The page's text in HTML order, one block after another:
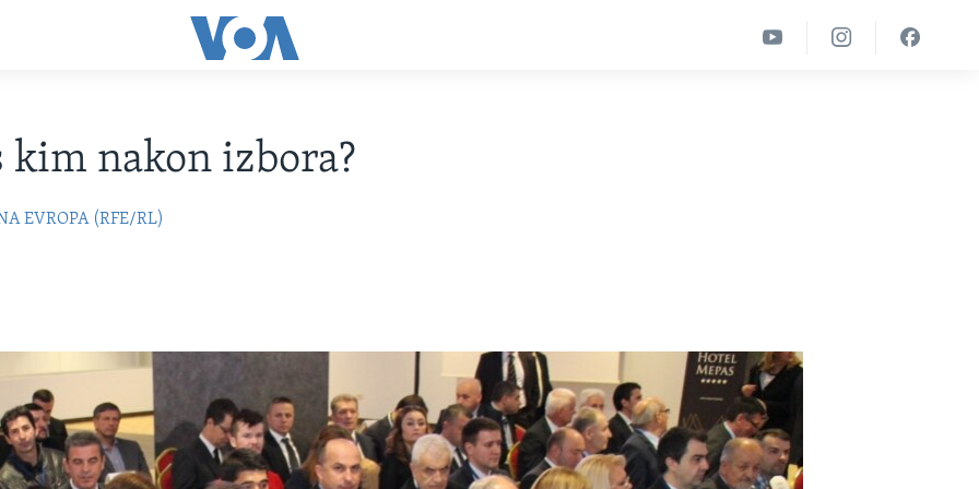
kim nakon izbora?
EVROPA (RFE/RL)